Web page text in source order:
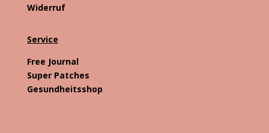
Widerruf
Service
Free Journal
Super Patches
Gesundheitsshop